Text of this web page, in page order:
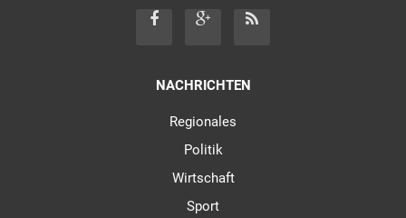
NACHRICHTEN
Regionales
Politik
Wirtschaft
Sport